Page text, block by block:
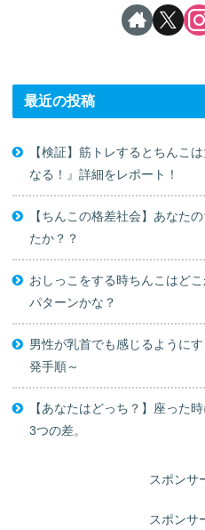
最近の投稿
【検証】筋トレするとちんこ
なる！』詳細をレポート！
【ちんこの格差社会】あなた
たか？？
おしっこをする時ちんこはど
パターンかな？
男性が乳首でも感じるように
発手順～
【あなたはどっち？】座った
3つの差。
スポンサ
スポンサ